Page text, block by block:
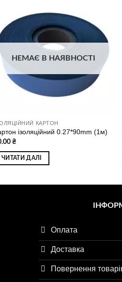
Додати
до
списку
бажань
НЕМАЄ В НАЯВНОСТІ
КАРТОН
ізоляційний 0.27*90mm (1м)
₴
ЧИТАТИ ДАЛІ
Оплата
Доставка
Повернення